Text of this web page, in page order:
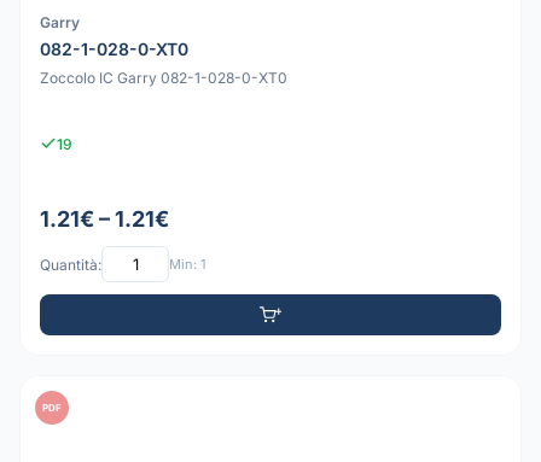
Garry
082-1-028-0-XT0
Zoccolo IC Garry 082-1-028-0-XT0
19
1.21€ – 1.21€
Quantità: Min: 1
PDF